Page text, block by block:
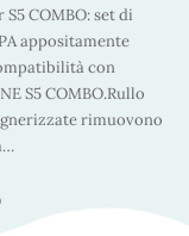
Roborock Il
per la pulizia, 2 filtri
è realizzato in
fine che altrimenti
normale